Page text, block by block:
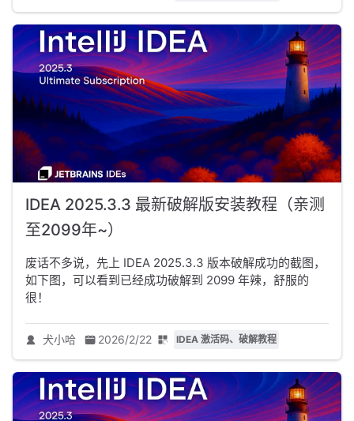
IDEA 2025.3.3 最新破解版安装教程（亲测
至2099年~）
废话不多说，先上 IDEA 2025.3.3 版本破解成功的截图，
如下图，可以看到已经成功破解到 2099 年辣，舒服的
很！
犬小哈 2026/2/22 IDEA 激活码、破解教程